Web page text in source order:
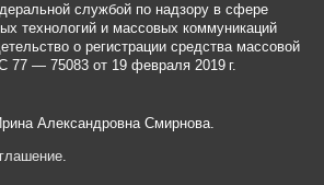
службой по надзору в сфере
технологий и массовых коммуникаций
о регистрации средства массовой
— 75083 от 19 февраля 2019 г.
Александровна Смирнова.